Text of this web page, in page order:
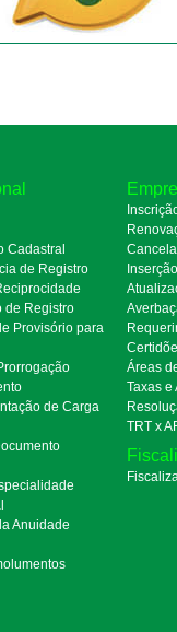
Cadastral
de Registro
de Registro
Provisório para
de Carga
Anuidade
Áreas
Taxas e
TRT x